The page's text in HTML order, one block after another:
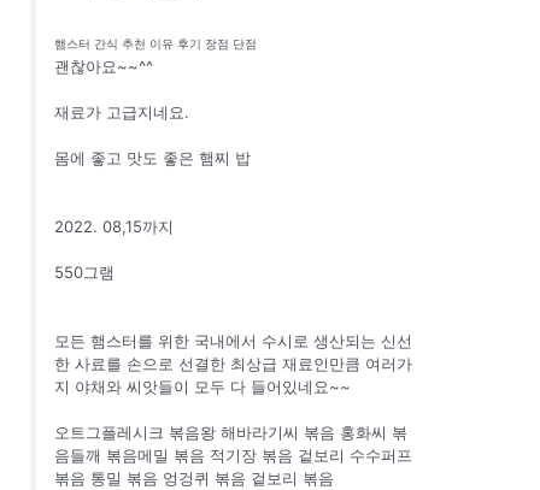
햄스터 간식 추천 이유 후기 장점 단점
괜찮아요~~^^
재료가 고급지네요.
몸에 좋고 맛도 좋은 햄찌 밥
2022. 08,15까지
550그램
모든 햄스터를 위한 국내에서 수시로 생산되는 신선
한 사료를 손으로 선결한 최상급 재료인만큼 여러가
지 야채와 씨앗들이 모두 다 들어있네요~~
오트그플레시크 볶음왕 해바라기씨 볶음 홍화씨 볶
음들깨 볶음메밀 볶음 적기장 볶음 겉보리 수수퍼프
볶음 통밀 볶음 엉겅퀴 볶음 겉보리 볶음